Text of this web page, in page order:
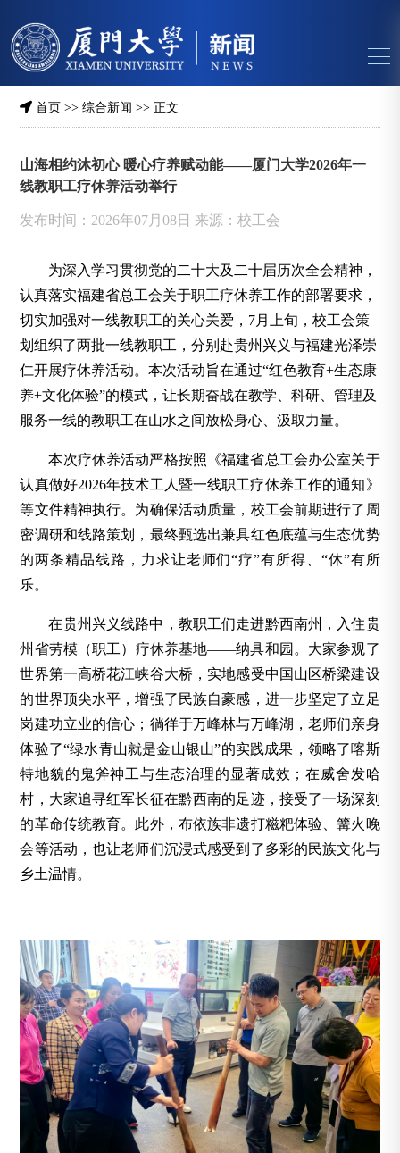
首页 >>综合新闻 >> 正文
山海相约沐初心 暖心疗养赋动能——厦门大学2026年一
线教职工疗休养活动举行
发布时间：2026年07月08日 来源：校工会
为深入学习贯彻党的二十大及二十届历次全会精神，
认真落实福建省总工会关于职工疗休养工作的部署要求，
切实加强对一线教职工的关心关爱，7月上旬，校工会策
划组织了两批一线教职工，分别赴贵州兴义与福建光泽崇
仁开展疗休养活动。本次活动旨在通过“红色教育+生态康
养+文化体验”的模式，让长期奋战在教学、科研、管理及
服务一线的教职工在山水之间放松身心、汲取力量。
本次疗休养活动严格按照《福建省总工会办公室关于
认真做好2026年技术工人暨一线职工疗休养工作的通知》
等文件精神执行。为确保活动质量，校工会前期进行了周
密调研和线路策划，最终甄选出兼具红色底蕴与生态优势
的两条精品线路，力求让老师们“疗”有所得、“休”有所
乐。
在贵州兴义线路中，教职工们走进黔西南州，入住贵
州省劳模（职工）疗休养基地——纳具和园。大家参观了
世界第一高桥花江峡谷大桥，实地感受中国山区桥梁建设
的世界顶尖水平，增强了民族自豪感，进一步坚定了立足
岗建功立业的信心；徜徉于万峰林与万峰湖，老师们亲身
体验了“绿水青山就是金山银山”的实践成果，领略了喀斯
特地貌的鬼斧神工与生态治理的显著成效；在威舍发哈
村，大家追寻红军长征在黔西南的足迹，接受了一场深刻
的革命传统教育。此外，布依族非遗打糍粑体验、篝火晚
会等活动，也让老师们沉浸式感受到了多彩的民族文化与
乡土温情。